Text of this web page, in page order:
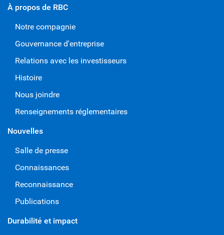
À propos de RBC
Notre compagnie
Gouvernance d'entreprise
Relations avec les investisseurs
Histoire
Nous joindre
Renseignements réglementaires
Nouvelles
Salle de presse
Connaissances
Reconnaissance
Publications
Durabilité et impact